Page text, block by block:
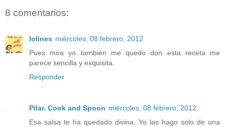
8 comentarios:
lolines miércoles, 08 febrero, 2012
Pues mira yo también me quedo don esta receta me
parece sencilla y exquisita.
Responder
Pilar. Cook and Spoon miércoles, 08 febrero, 2012
Esa salsa te ha quedado divina. Yo las hago solo de una